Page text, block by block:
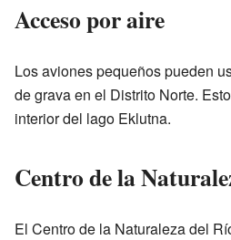
Acceso por aire
Los aviones pequeños pueden
de grava en el Distrito Norte.
interior del lago Eklutna.
Centro de la
El Centro de la Naturaleza del